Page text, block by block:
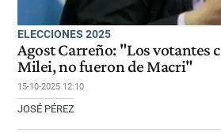
ELECCIONES 2025
Agost Carreño: "Los votantes
Milei, no fueron de Macri"
15-10-2025 12:10
JOSÉ PÉREZ